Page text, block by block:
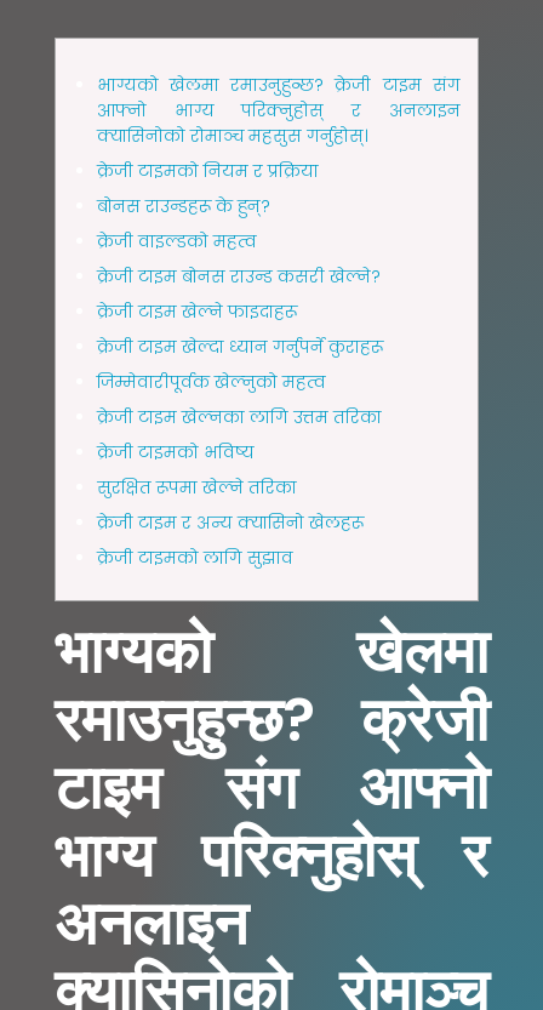
भाग्यको खेलमा रमाउनुहुन्छ? क्रेजी टाइम संग
आफ्नो भाग्य परिक्नुहोस् र अनलाइन
क्यासिनोको रोमाञ्च महसुस गर्नुहोस्।
क्रेजी टाइमको नियम र प्रक्रिया
बोनस राउन्डहरू के हुन्?
क्रेजी वाइल्डको महत्व
क्रेजी टाइम बोनस राउन्ड कसरी खेल्ने?
क्रेजी टाइम खेल्ने फाइदाहरू
क्रेजी टाइम खेल्दा ध्यान गर्नुपर्ने कुराहरू
जिम्मेवारीपूर्वक खेल्नुको महत्व
क्रेजी टाइम खेल्नका लागि उत्तम तरिका
क्रेजी टाइमको भविष्य
सुरक्षित रूपमा खेल्ने तरिका
क्रेजी टाइम र अन्य क्यासिनो खेलहरू
क्रेजी टाइमको लागि सुझाव
भाग्यको खेलमा
रमाउनुहुन्छ? क्रेजी
टाइम संग आफ्नो
भाग्य परिक्नुहोस् र
अनलाइन
क्यासिनोको रोमाञ्च